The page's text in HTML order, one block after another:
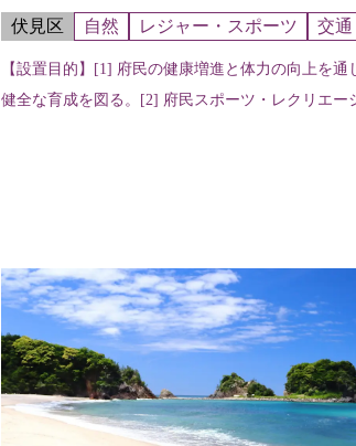
伏見区 自然 レジャー・スポーツ 交通
【設置目的】[1] 府民の健康増進と体力の向上を通
健全な育成を図る。[2] 府民スポーツ・レクリエー